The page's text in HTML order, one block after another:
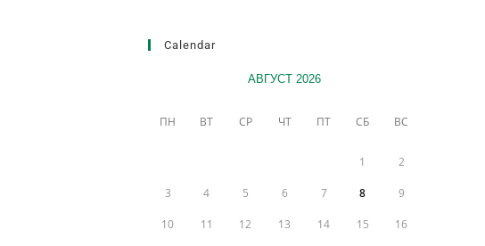
Calendar
АВГУСТ 2026
ПН ВТ СР ЧТ ПТ СБ ВС
1 2
3 4 5 6 7 8 9
10 11 12 13 14 15 16